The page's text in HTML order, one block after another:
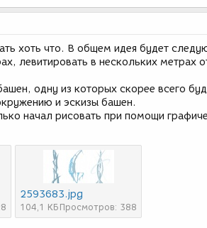
хоть что. В общем идея будет
левитировать в нескольких метрах
одну из которых скорее всего
и эскизы башен.
начал рисовать при помощи
2593683.jpg
104,1 КБ Просмотров: 388